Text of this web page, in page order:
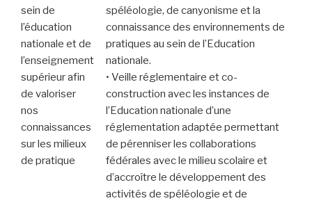
sein de
l’éducation
nationale et de
l’enseignement
supérieur afin
de valoriser
nos
connaissances
sur les milieux
de pratique
spéléologie, de canyonisme et la
connaissance des environnements de
pratiques au sein de l’Education
nationale.
• Veille réglementaire et co-
construction avec les instances de
l’Education nationale d’une
réglementation adaptée permettant
de pérenniser les collaborations
fédérales avec le milieu scolaire et
d’accroître le développement des
activités de spéléologie et de